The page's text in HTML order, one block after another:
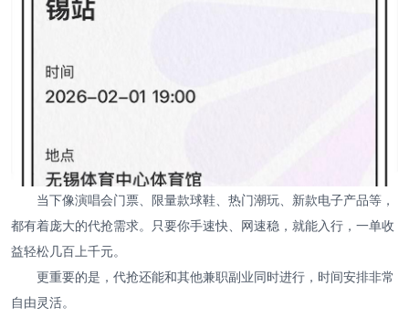
当下像演唱会门票、限量款球鞋、热门潮玩、新款电子产品等，
都有着庞大的代抢需求。只要你手速快、网速稳，就能入行，一单收
益轻松几百上千元。
更重要的是，代抢还能和其他兼职副业同时进行，时间安排非常
自由灵活。